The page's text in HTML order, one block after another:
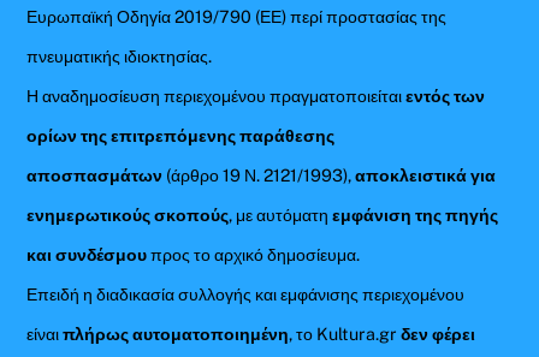
Ευρωπαϊκή Οδηγία 2019/790 (ΕΕ) περί προστασίας της
πνευματικής ιδιοκτησίας.
Η αναδημοσίευση περιεχομένου πραγματοποιείταιεντός των
ορίων της επιτρεπόμενης παράθεσης
αποσπασμάτων (άρθρο 19 Ν. 2121/1993),αποκλειστικά για
ενημερωτικούς σκοπούς, με αυτόματηεμφάνιση της πηγής
και συνδέσμουπρος το αρχικό δημοσίευμα.
Επειδή η διαδικασία συλλογής και εμφάνισης περιεχομένου
είναιπλήρως αυτοματοποιημένη, το Kultura.grδεν φέρει